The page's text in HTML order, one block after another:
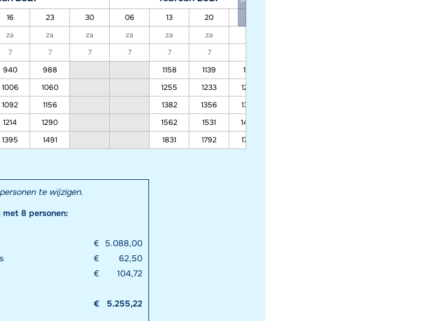
16 23 30 06 13 20 27
za za za za za za za
7 7 7 7 7 7
940 988 1158 1139 1113
1006 1060 1255 1233 1203
1092 1156 1382 1356 1322
1214 1290 1562 1531 1490
1395 1491 1831 1792 1740
te wijzigen.
8 personen:
€
5.088,00
€
62,50
€ 104,72
€ 5.255,22